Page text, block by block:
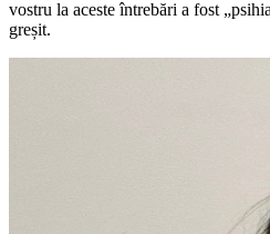
vostru la aceste întrebări a fost
greșit.